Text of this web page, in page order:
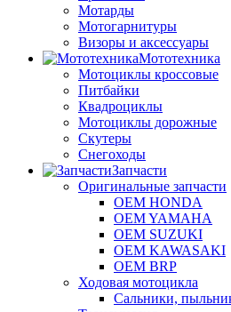
Мотарды
Мотогарнитуры
Визоры и аксессуары
Мототехника
Мотоциклы кроссовые
Питбайки
Квадроциклы
Мотоциклы дорожные
Скутеры
Снегоходы
Запчасти
Оригинальные запчасти
OEM HONDA
OEM YAMAHA
OEM SUZUKI
OEM KAWASAKI
OEM BRP
Ходовая мотоцикла
Сальники,